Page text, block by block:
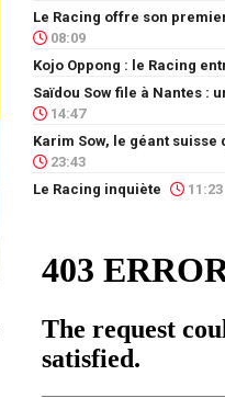
08:09
Kojo Oppong : le Racing
14:47
23:43
Le Racing inquiète
11:23